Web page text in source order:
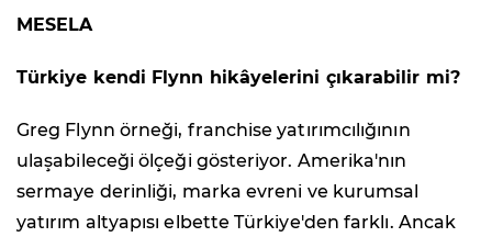
MESELA
Türkiye kendi Flynn hikâyelerini çıkarabilir mi?
Greg Flynn örneği, franchise yatırımcılığının
ulaşabileceği ölçeği gösteriyor. Amerika'nın
sermaye derinliği, marka evreni ve kurumsal
yatırım altyapısı elbette Türkiye'den farklı. Ancak